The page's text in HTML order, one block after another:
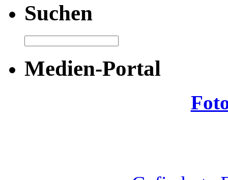
Suchen
Medien-Portal